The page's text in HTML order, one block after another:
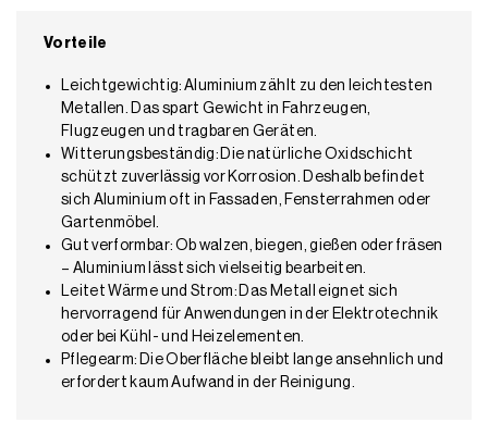
Vorteile
Leichtgewichtig: Aluminium zählt zu den leichtesten
Metallen. Das spart Gewicht in Fahrzeugen,
Flugzeugen und tragbaren Geräten.
Witterungsbeständig: Die natürliche Oxidschicht
schützt zuverlässig vor Korrosion. Deshalb befindet
sich Aluminium oft in Fassaden, Fensterrahmen oder
Gartenmöbel.
Gut verformbar: Ob walzen, biegen, gießen oder fräsen
– Aluminium lässt sich vielseitig bearbeiten.
Leitet Wärme und Strom: Das Metall eignet sich
hervorragend für Anwendungen in der Elektrotechnik
oder bei Kühl- und Heizelementen.
Pflegearm: Die Oberfläche bleibt lange ansehnlich und
erfordert kaum Aufwand in der Reinigung.